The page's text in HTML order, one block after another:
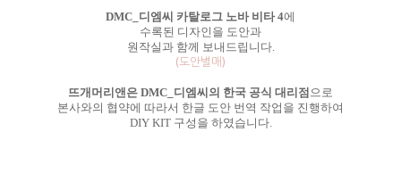
DMC_디엠씨 카탈로그 노바 비타 4에
수록된 디자인을 도안과
원작실과 함께 보내드립니다.
(도안별매)
뜨개머리앤은 DMC_디엠씨의 한국 공식 대리점 으로
본사와의 협약에 따라서 한글 도안 번역 작업을 진행하여
DIY KIT 구성을 하였습니다.